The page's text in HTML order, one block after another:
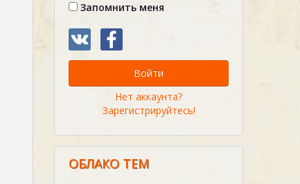
Запомнить меня
Войти
Нет аккаунта?
Зарегистрируйтесь!
ОБЛАКО ТЕМ